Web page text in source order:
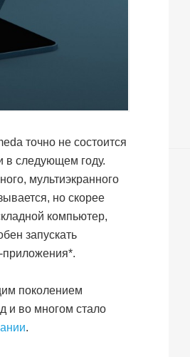
точно не состоится
в следующем году.
мультиэкранного
но скорее
компьютер,
запускать
приложения*.
поколением
и во многом стало
.